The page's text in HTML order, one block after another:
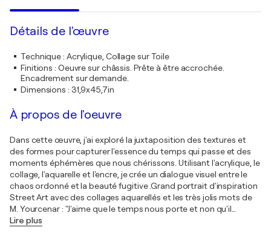
Détails de l'œuvre
Technique: Acrylique, Collage sur Toile
Finitions : Oeuvre sur châssis. Prête à être accrochée.
Encadrement sur demande.
Dimensions : 31,9x45,7in
À propos de l'oeuvre
Dans cette œuvre, j'ai exploré la juxtaposition des textures et
des formes pour capturer l'essence du temps qui passe et des
moments éphémères que nous chérissons. Utilisant l'acrylique, le
collage, l'aquarelle et l'encre, je crée un dialogue visuel entre le
chaos ordonné et la beauté fugitive .Grand portrait d'inspiration
Street Art avec des collages aquarellés et les très jolis mots de
M. Yourcenar : "J'aime que le temps nous porte et non qu'il
Lire plus